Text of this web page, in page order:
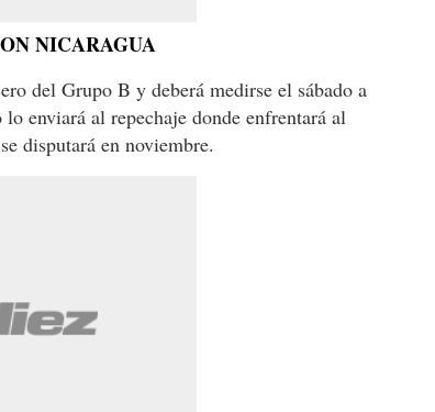
NICARAGUA
del Grupo B y deberá medirse el sábado a
enviará al repechaje donde enfrentará al
disputará en noviembre.